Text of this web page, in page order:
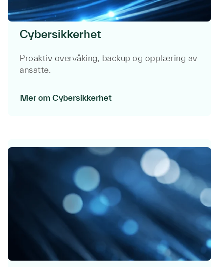
Cybersikkerhet
Proaktiv overvåking, backup og opplæring av
ansatte.
Mer om Cybersikkerhet